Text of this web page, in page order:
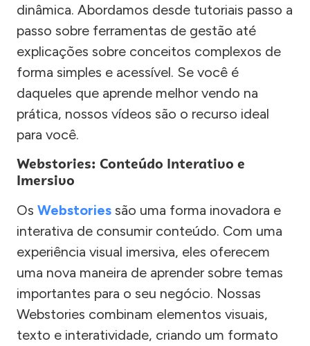
dinâmica. Abordamos desde tutoriais passo a
passo sobre ferramentas de gestão até
explicações sobre conceitos complexos de
forma simples e acessível. Se você é
daqueles que aprende melhor vendo na
prática, nossos vídeos são o recurso ideal
para você.
Webstories: Conteúdo Interativo e
Imersivo
Os Webstories são uma forma inovadora e
interativa de consumir conteúdo. Com uma
experiência visual imersiva, eles oferecem
uma nova maneira de aprender sobre temas
importantes para o seu negócio. Nossas
Webstories combinam elementos visuais,
texto e interatividade, criando um formato